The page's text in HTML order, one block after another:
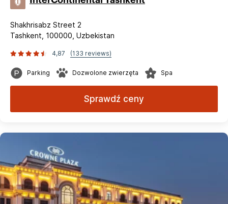
Shakhrisabz Street 2
Tashkent, 100000, Uzbekistan
4,87 (133 reviews)
Parking Dozwolone zwierzęta Spa
Sprawdź ceny